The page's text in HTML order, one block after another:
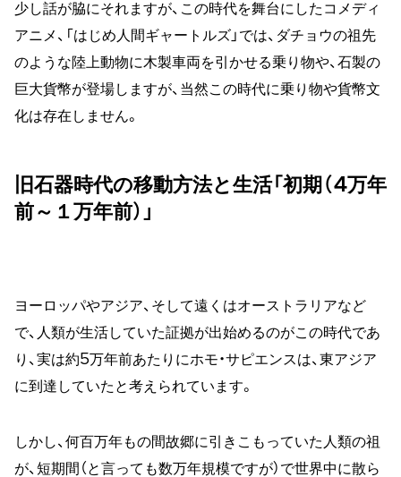
少し話が脇にそれますが、この時代を舞台にしたコメディ
アニメ、「はじめ人間ギャートルズ」では、ダチョウの祖先
のような陸上動物に木製車両を引かせる乗り物や、石製の
巨大貨幣が登場しますが、当然この時代に乗り物や貨幣文
化は存在しません。
旧石器時代の移動方法と生活「初期（4万年
前～１万年前）」
ヨーロッパやアジア、そして遠くはオーストラリアなど
で、人類が生活していた証拠が出始めるのがこの時代であ
り、実は約5万年前あたりにホモ・サピエンスは、東アジア
に到達していたと考えられています。
しかし、何百万年もの間故郷に引きこもっていた人類の祖
が、短期間（と言っても数万年規模ですが）で世界中に散ら